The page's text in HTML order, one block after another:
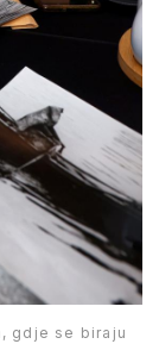
gdje se biraju